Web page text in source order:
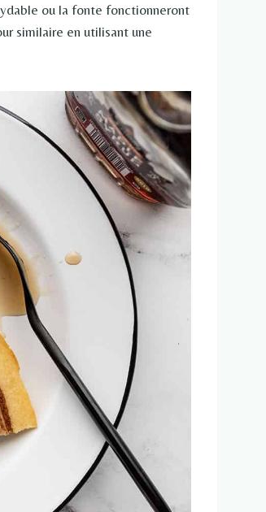
ou la fonte fonctionneront
similaire en utilisant une